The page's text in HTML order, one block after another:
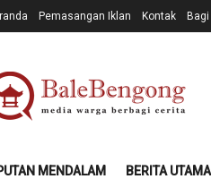
Pemasangan Iklan Kontak
MENDALAM BERITA UTAMA